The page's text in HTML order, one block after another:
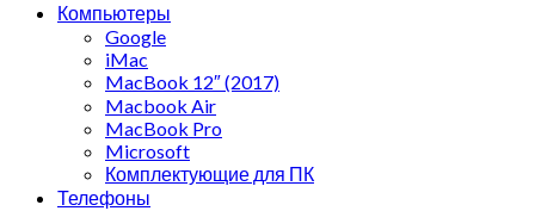
Компьютеры
Google
iMac
MacBook 12″ (2017)
Macbook Air
MacBook Pro
Microsoft
Комплектующие для ПК
Телефоны